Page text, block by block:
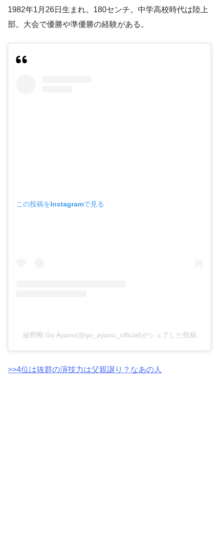
1982年1月26日生まれ。180センチ。中学高校時代は陸上
部。大会で優勝や準優勝の経験がある。
この投稿をInstagramで見る
綾野剛 Go Ayano(@go_ayano_official)がシェアした投稿
>>4位は抜群の演技力は父親譲り？なあの人